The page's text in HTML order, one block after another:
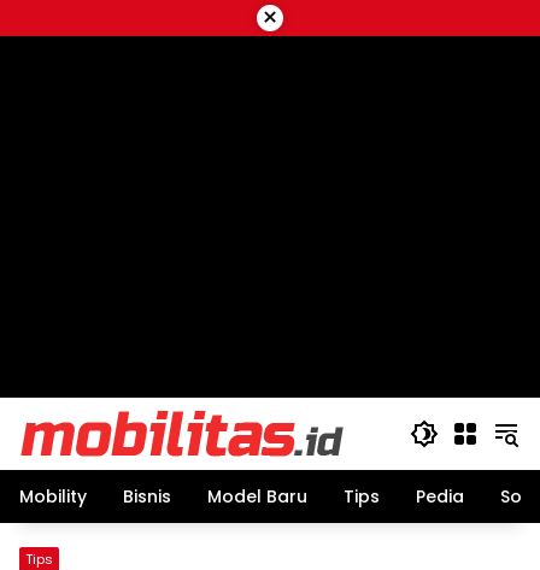
to
×
Mobility Bisnis Model Baru Tips Pedia
Tips